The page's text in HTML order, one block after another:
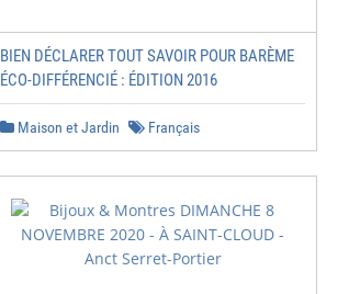
BIEN DÉCLARER TOUT SAVOIR POUR BARÈME
ÉCO-DIFFÉRENCIÉ : ÉDITION 2016
Maison et Jardin Français